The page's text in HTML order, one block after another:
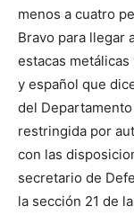
menos a cuatro
Bravo para llegar
estacas
y español que
del
restringida por
con las
secretario de
la sección 21 de